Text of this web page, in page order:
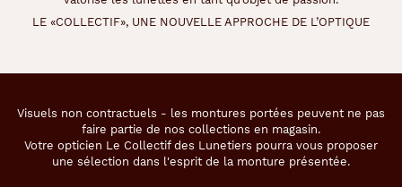
LE «COLLECTIF», UNE NOUVELLE APPROCHE DE L’OPTIQUE
Visuels non contractuels - les montures portées peuvent ne pas
faire partie de nos collections en magasin.
Votre opticien Le Collectif des Lunetiers pourra vous proposer
une sélection dans l'esprit de la monture présentée.